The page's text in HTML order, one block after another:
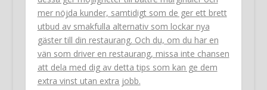
mer nöjda kunder, samtidigt som de ger ett brett
utbud av smakfulla alternativ som lockar nya
gäster till din restaurang. Och du, om du har en
vän som driver en restaurang, missa inte chansen
att dela med dig av detta tips som kan ge dem
extra vinst utan extra jobb.